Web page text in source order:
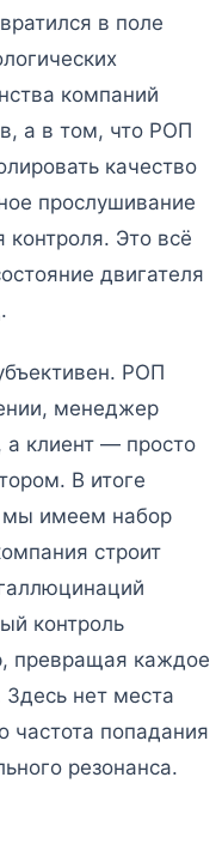
в поле
компаний
а в том, что РОП
качество
прослушивание
контроля. Это всё
двигателя
РОП
менеджер
клиент — просто
В итоге
мы имеем набор
строит
контроль
превращая каждое
нет места
частота попадания
резонанса.